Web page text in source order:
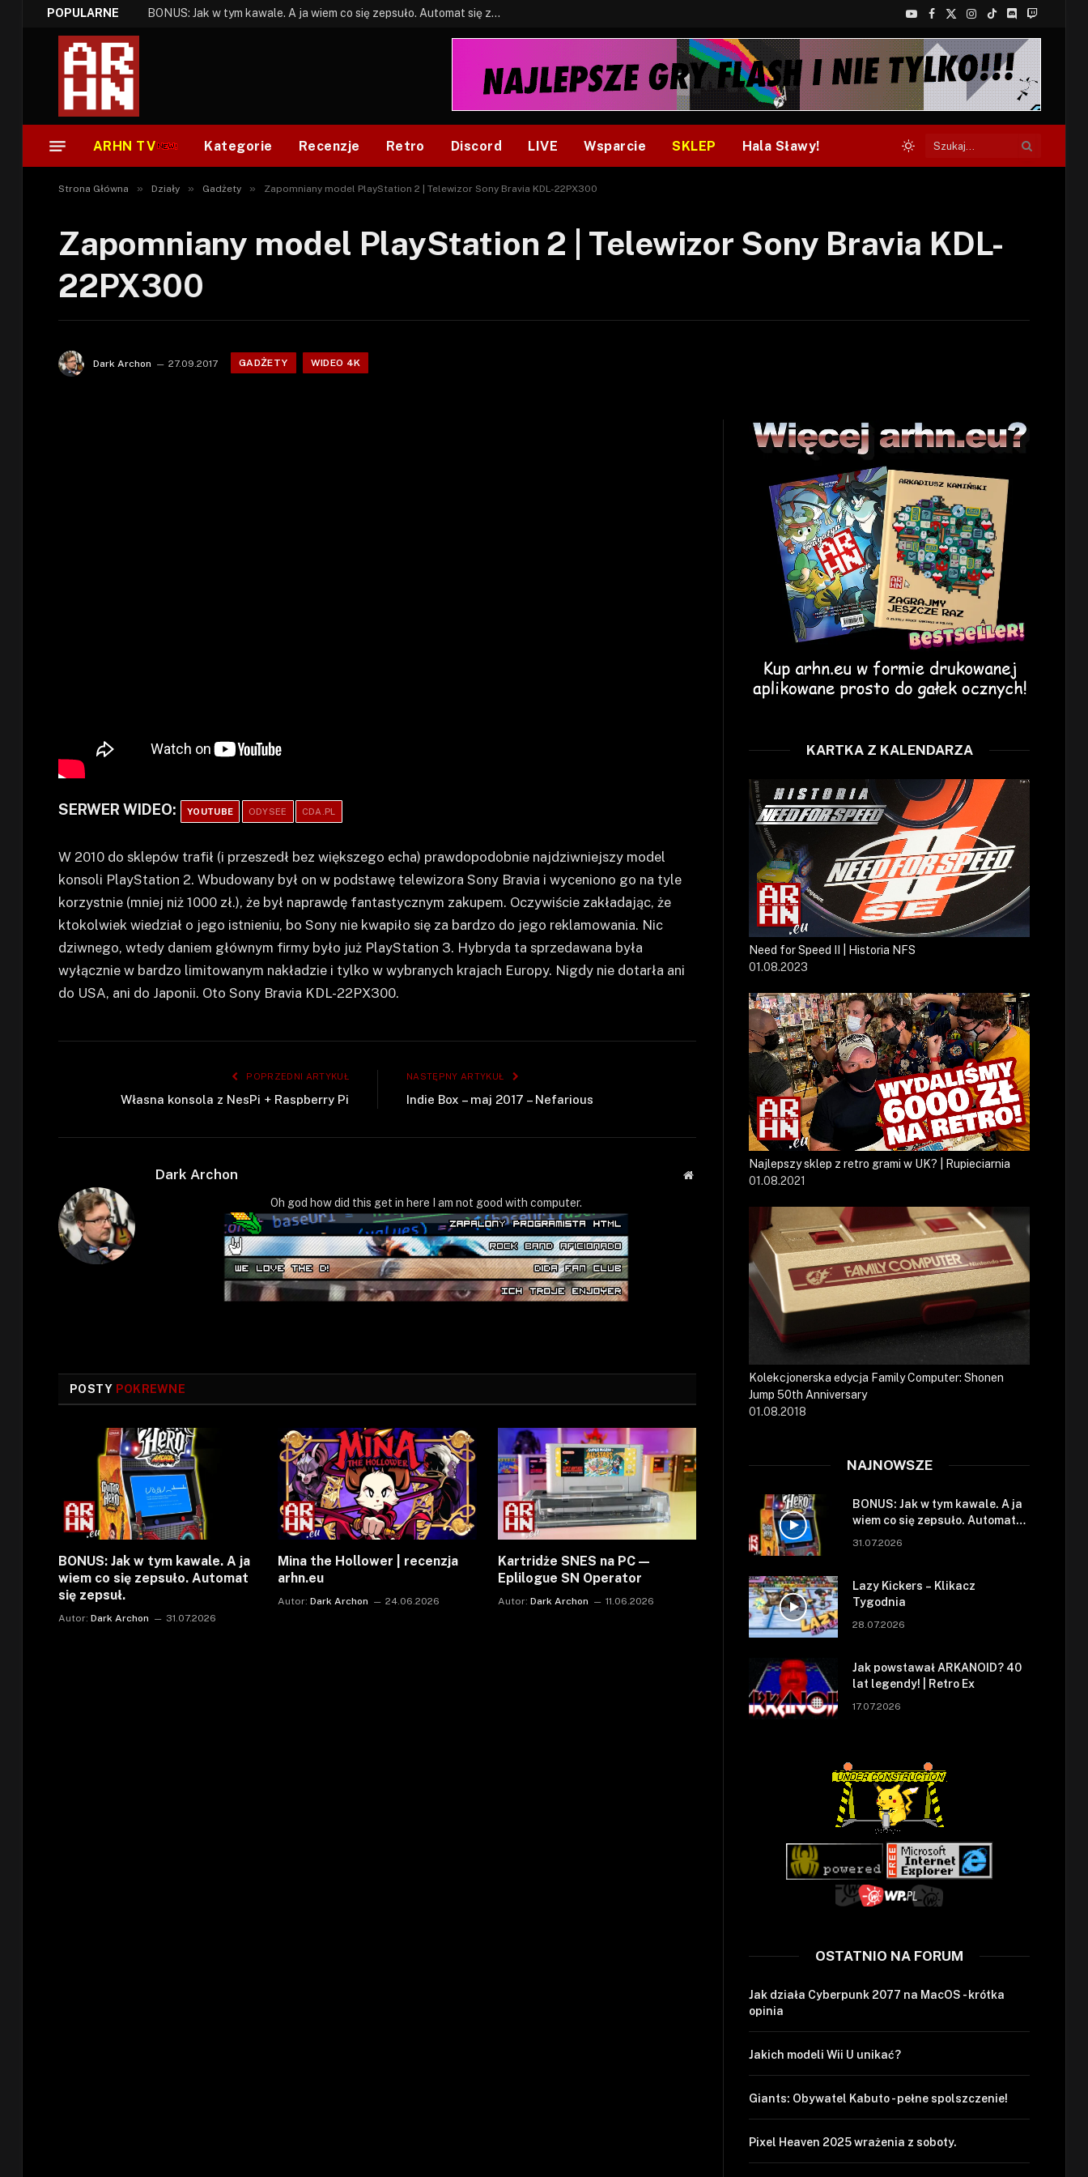
POPULARNE BONUS: Jak w tym kawale. A ja wiem co się zepsuło. Automat się zepsuł.
YouTube
Facebook
X
(Twitter)
Instagram
TikTokDiscordTwitch
ARHN TV Kategorie Recenzje Retro Discord LIVE Wsparcie SKLEP Hala Sławy!
Strona Główna » Działy » Gadżety » Zapomniany model PlayStation 2 | Telewizor Sony Bravia KDL-22PX300
Zapomniany model PlayStation 2 | Telewizor Sony Bravia KDL-
22PX300
Dark Archon 27.09.2017 GADŻETY WIDEO 4K
SERWER WIDEO: YOUTUBE ODYSEE CDA.PL
W 2010 do sklepów trafił (i przeszedł bez większego echa) prawdopodobnie najdziwniejszy model
konsoli PlayStation 2. Wbudowany był on w podstawę telewizora Sony Bravia i wyceniono go na tyle
korzystnie (mniej niż 1000 zł.), że był naprawdę fantastycznym zakupem. Oczywiście zakładając, że
ktokolwiek wiedział o jego istnieniu, bo Sony nie kwapiło się za bardzo do jego reklamowania. Nic
dziwnego, wtedy daniem głównym firmy było już PlayStation 3. Hybryda ta sprzedawana była
wyłącznie w bardzo limitowanym nakładzie i tylko w wybranych krajach Europy. Nigdy nie dotarła ani
do USA, ani do Japonii. Oto Sony Bravia KDL-22PX300.
POPRZEDNI ARTYKUŁ
Własna konsola z NesPi + Raspberry Pi
NASTĘPNY ARTYKUŁ
Indie Box – maj 2017 – Nefarious
Dark Archon
Strona
Oh god how did this get in here I am not good with computer.
POSTY POKREWNE
BONUS: Jak w tym kawale. A ja
wiem co się zepsuło. Automat
się zepsuł.
Autor: Dark Archon 31.07.2026
Mina the Hollower | recenzja
arhn.eu
Autor: Dark Archon 24.06.2026
Kartridże SNES na PC —
Eplilogue SN Operator
Autor: Dark Archon 11.06.2026
KARTKA Z KALENDARZA
Need for Speed II | Historia NFS
01.08.2023
Najlepszy sklep z retro grami w UK? | Rupieciarnia
01.08.2021
Kolekcjonerska edycja Family Computer: Shonen
Jump 50th Anniversary
01.08.2018
NAJNOWSZE
BONUS: Jak w tym kawale. A ja
wiem co się zepsuło. Automat
się zepsuł.
31.07.2026
Lazy Kickers – Klikacz
Tygodnia
28.07.2026
Jak powstawał ARKANOID? 40
lat legendy! | Retro Ex
17.07.2026
OSTATNIO NA FORUM
Jak działa Cyberpunk 2077 na MacOS - krótka
opinia
Jakich modeli Wii U unikać?
Giants: Obywatel Kabuto - pełne spolszczenie!
Pixel Heaven 2025 wrażenia z soboty.